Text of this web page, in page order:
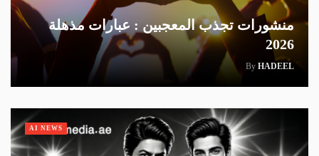
منشورات تجذب المعجبين : عبارات مذهلة
2026
By HADEEL
AI NEWS